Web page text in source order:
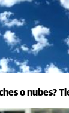
o nubes?